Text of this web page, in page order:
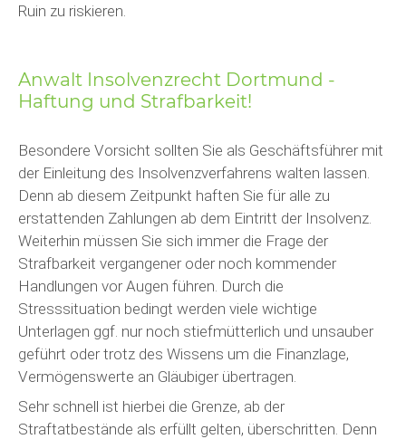
Ruin zu riskieren.
Anwalt Insolvenzrecht Dortmund -
Haftung und Strafbarkeit!
Besondere Vorsicht sollten Sie als Geschäftsführer mit
der Einleitung des Insolvenzverfahrens walten lassen.
Denn ab diesem Zeitpunkt haften Sie für alle zu
erstattenden Zahlungen ab dem Eintritt der Insolvenz.
Weiterhin müssen Sie sich immer die Frage der
Strafbarkeit vergangener oder noch kommender
Handlungen vor Augen führen. Durch die
Stresssituation bedingt werden viele wichtige
Unterlagen ggf. nur noch stiefmütterlich und unsauber
geführt oder trotz des Wissens um die Finanzlage,
Vermögenswerte an Gläubiger übertragen.
Sehr schnell ist hierbei die Grenze, ab der
Straftatbestände als erfüllt gelten, überschritten. Denn